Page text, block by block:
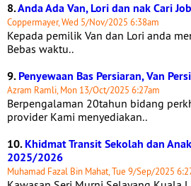
8.Anda Ada Van, Lori dan nak Cari
Coppermayer, Wed 5/Nov/2025 6:38am
Kepada pemilik Van dan Lori anda
Bebas waktu..
9.Penyewaan Bas Persiaran, Van
Azram Ramli, Mon 13/Oct/2025 6:27am
Berpengalaman 20tahun bidang
provider Kami menyediakan..
10.Khidmat Transit Sekolah dan
2025/2026
Muhamad Fazal Bin Mahat, Tue 9/Sep/2025